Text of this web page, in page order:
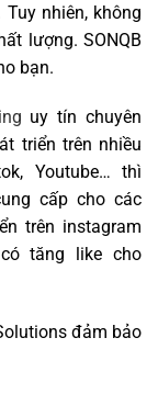
nhiên, không
lượng. SONQB
bạn.
uy tín chuyên
triển trên nhiều
Youtube… thì
cấp cho các
trên instagram
tăng like cho
đảm bảo